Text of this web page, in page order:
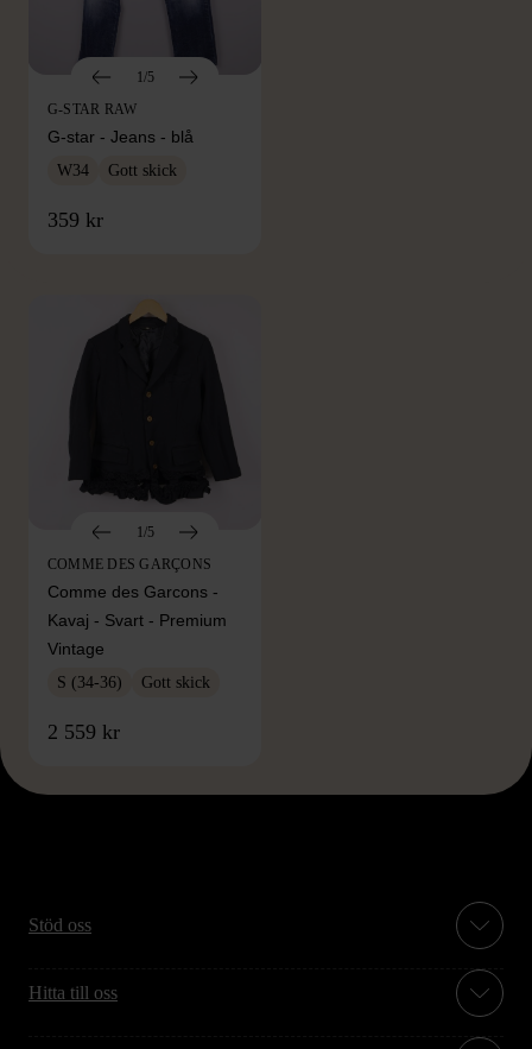
1/5
G-STAR RAW
G-star - Jeans - blå
W34 Gott skick
359 kr
FRÅN SAMMA VARUMÄRKE
1/5
COMME DES GARÇONS
Comme des Garcons -
Kavaj - Svart - Premium
Vintage
S (34-36) Gott skick
2 559 kr
Stöd oss
Hitta till oss